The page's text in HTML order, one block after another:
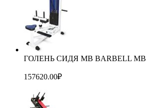
ГОЛЕНЬ СИДЯ MB BARBELL MB
157620.00₽